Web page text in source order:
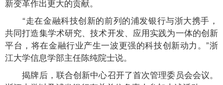
新变革作出更大的贡献。
“走在金融科技创新的前列的浦发银行与浙大携手，
共同打造集学术研究、技术开发、应用实践为一体的创新
平台，将在金融行业产生一波更强的科技创新动力。”浙
江大学信息学部主任陈纯院士说。
揭牌后，联合创新中心召开了首次管理委员会会议。